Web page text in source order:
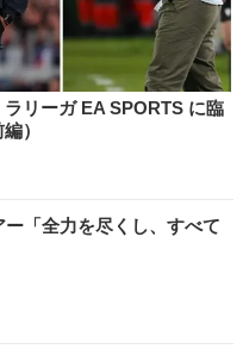
リーガ EA SPORTS に臨
）
「全力を尽くし、すべて